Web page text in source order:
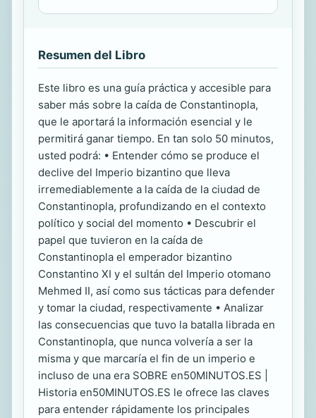
Resumen del Libro
Este libro es una guía práctica y accesible para
saber más sobre la caída de Constantinopla,
que le aportará la información esencial y le
permitirá ganar tiempo. En tan solo 50 minutos,
usted podrá: • Entender cómo se produce el
declive del Imperio bizantino que lleva
irremediablemente a la caída de la ciudad de
Constantinopla, profundizando en el contexto
político y social del momento • Descubrir el
papel que tuvieron en la caída de
Constantinopla el emperador bizantino
Constantino XI y el sultán del Imperio otomano
Mehmed II, así como sus tácticas para defender
y tomar la ciudad, respectivamente • Analizar
las consecuencias que tuvo la batalla librada en
Constantinopla, que nunca volvería a ser la
misma y que marcaría el fin de un imperio e
incluso de una era SOBRE en50MINUTOS.ES |
Historia en50MINUTOS.ES le ofrece las claves
para entender rápidamente los principales